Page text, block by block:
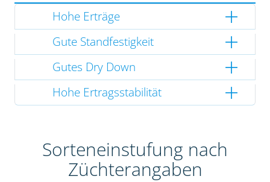
Hohe Erträge
Gute Standfestigkeit
Gutes Dry Down
Hohe Ertragsstabilität
Sorteneinstufung nach
Züchterangaben